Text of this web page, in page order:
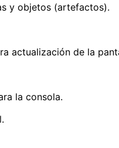
y objetos (artefactos).
actualización de la
la consola.